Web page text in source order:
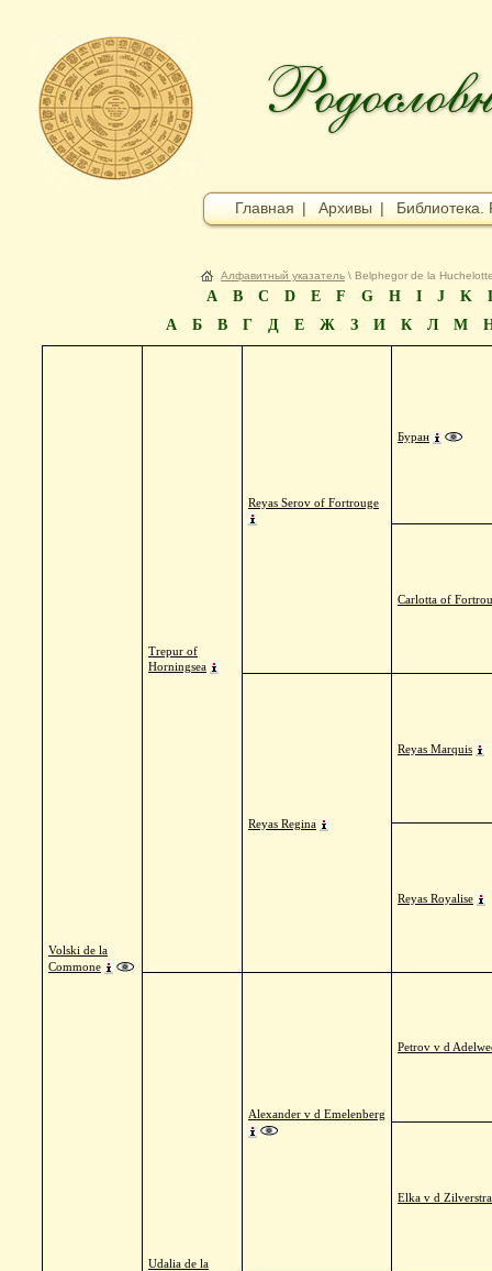
Главная | Архивы |
Алфавитный указатель \ Belphegor de la
A B C D E F G H I J K
А
Б В Г Д Е Ж З И К Л М
Volski de la
Commone
Trepur of
Horningsea
Reyas Serov of Fortrouge
Буран
Carlotta of
Reyas Regina
Reyas Marquis
Reyas Royalise
Udalia de la
Alexander v d Emelenberg
Petrov v d
Elka v d